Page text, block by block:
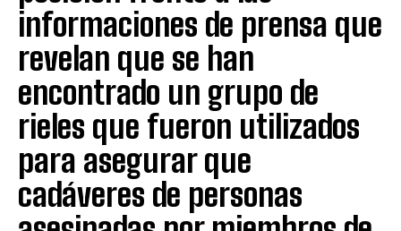
informaciones de prensa que
revelan que se han
encontrado un grupo de
rieles que fueron utilizados
para asegurar que
cadáveres de personas